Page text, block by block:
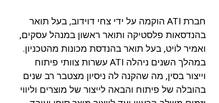
חברת ATI הוקמה על ידי צחי דוידוב, בעל תואר
בהנדסאות פלסטיקה ותואר ראשון במנהל עסקים,
ואמיר לויט, בעל תואר בהנדסת מכונות מהטכניון.
במהלך השנים ניהלה ATI עשרות צוותי פיתוח
וייצור בסין, מה שהקנה לה ניסיון מצטבר רב שנים
בהובלה של פיתוח והבאה לייצור של מוצרים וליווי